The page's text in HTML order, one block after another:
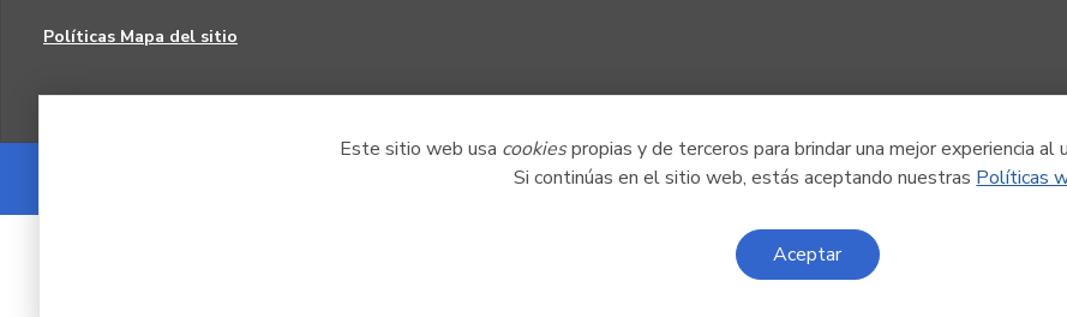
Este sitio web usa cookiespropias y de terceros para brindar una mejor experiencia al
Si continúas en el sitio web, estás aceptando nuestras Políticas
Aceptar
Políticas Mapa del sitio